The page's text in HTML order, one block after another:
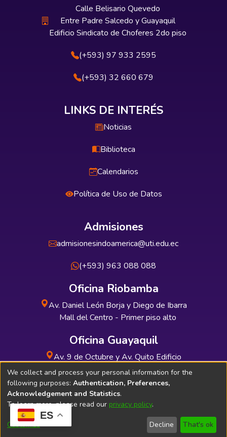
ES
Calle Belisario Quevedo
Entre Padre Salcedo y Guayaquil
Edificio Sindicato de Choferes 2do piso
(+593) 97 933 2595
(+593) 32 660 679
LINKS DE INTERÉS
Noticias
Biblioteca
Calendarios
Política de Uso de Datos
Admisiones
admisionesindoamerica@uti.edu.ec
(+593) 963 088 088
Oficina Riobamba
Av. Daniel León Borja y Diego de Ibarra
Mall del Centro - Primer piso alto
Oficina Guayaquil
Av. 9 de Octubre y Av. Quito Edificio
INDUAUTO - Planta baja
Soporte Técnico Bibliolatino.com
We collect and process your personal information for the
following purposes: Authentication, Preferences,
Acknowledgement and Statistics.
To learn more, please read our privacy policy.
Customize Decline That's ok